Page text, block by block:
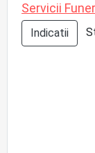
Servicii
Indicatii